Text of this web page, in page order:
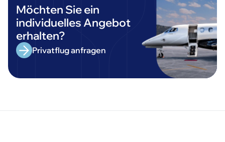
Möchten Sie ein
individuelles Angebot
erhalten?
Privatflug anfragen